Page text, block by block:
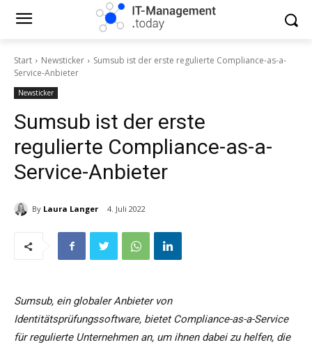
Start Newsticker
Sumsub ist der erste regulierte Compliance-as-a-
Service-Anbieter
Newsticker
Sumsub ist der erste
regulierte Compliance-as-a-
Service-Anbieter
By Laura Langer 4. Juli 2022
Sumsub, ein globaler Anbieter von
Identitätsprüfungssoftware, bietet Compliance-as-a-Service
für regulierte Unternehmen an, um ihnen dabei zu helfen, die